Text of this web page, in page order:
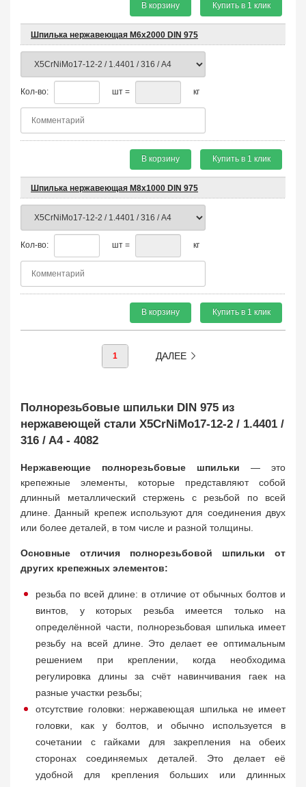
В корзину Купить в 1 клик
Шпилька нержавеющая М6х2000 DIN 975
Кол-во: шт = кг
В корзину Купить в 1 клик
Шпилька нержавеющая М8х1000 DIN 975
Кол-во: шт = кг
В корзину Купить в 1 клик
1 ДАЛЕЕ
Полнорезьбовые шпильки DIN 975 из
нержавеющей стали X5CrNiMo17-12-2 / 1.4401 /
316 / A4 - 4082
Нержавеющие полнорезьбовые шпильки — это
крепежные элементы, которые представляют собой
длинный металлический стержень с резьбой по всей
длине. Данный крепеж используют для соединения двух
или более деталей, в том числе и разной толщины.
Основные отличия полнорезьбовой шпильки от
других крепежных элементов:
резьба по всей длине: в отличие от обычных болтов и
винтов, у которых резьба имеется только на
определённой части, полнорезьбовая шпилька имеет
резьбу на всей длине. Это делает ее оптимальным
решением при креплении, когда необходима
регулировка длины за счёт навинчивания гаек на
разные участки резьбы;
отсутствие головки: нержавеющая шпилька не имеет
головки, как у болтов, и обычно используется в
сочетании с гайками для закрепления на обеих
сторонах соединяемых деталей. Это делает её
удобной для крепления больших или длинных